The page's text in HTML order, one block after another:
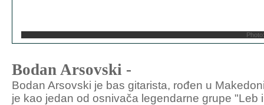
Bodan Arsovski -
Bodan Arsovski je bas gitarista, rođen u
je kao jedan od osnivača legendarne grupe "Leb